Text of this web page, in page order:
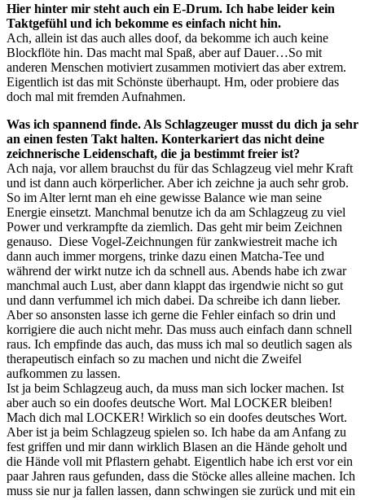
Hier hinter mir steht auch ein E-Drum. Ich habe leider kein
Taktgefühl und ich bekomme es einfach nicht hin.
Ach, allein ist das auch alles doof, da bekomme ich auch keine
Blockflöte hin. Das macht mal Spaß, aber auf Dauer…So mit
anderen Menschen motiviert zusammen motiviert das aber extrem.
Eigentlich ist das mit Schönste überhaupt. Hm, oder probiere das
doch mal mit fremden Aufnahmen.
Was ich spannend finde. Als Schlagzeuger musst du dich ja sehr
an einen festen Takt halten. Konterkariert das nicht deine
zeichnerische Leidenschaft, die ja bestimmt freier ist?
Ach naja, vor allem brauchst du für das Schlagzeug viel mehr Kraft
und ist dann auch körperlicher. Aber ich zeichne ja auch sehr grob.
So im Alter lernt man eh eine gewisse Balance wie man seine
Energie einsetzt. Manchmal benutze ich da am Schlagzeug zu viel
Power und verkrampfte da ziemlich. Das geht mir beim Zeichnen
genauso. Diese Vogel-Zeichnungen für zankwiestreit mache ich
dann auch immer morgens, trinke dazu einen Matcha-Tee und
während der wirkt nutze ich da schnell aus. Abends habe ich zwar
manchmal auch Lust, aber dann klappt das irgendwie nicht so gut
und dann verfummel ich mich dabei. Da schreibe ich dann lieber.
Aber so ansonsten lasse ich gerne die Fehler einfach so drin und
korrigiere die auch nicht mehr. Das muss auch einfach dann schnell
raus. Ich empfinde das auch, das muss ich mal so deutlich sagen als
therapeutisch einfach so zu machen und nicht die Zweifel
aufkommen zu lassen.
Ist ja beim Schlagzeug auch, da muss man sich locker machen. Ist
aber auch so ein doofes deutsche Wort. Mal LOCKER bleiben!
Mach dich mal LOCKER! Wirklich so ein doofes deutsches Wort.
Aber ist ja beim Schlagzeug spielen so. Ich habe da am Anfang zu
fest griffen und mir dann wirklich Blasen an die Hände geholt und
die Hände voll mit Pflastern gehabt. Eigentlich habe ich erst vor ein
paar Jahren raus gefunden, dass die Stöcke alles alleine machen. Ich
muss sie nur ja fallen lassen, dann schwingen sie zurück und mit ein